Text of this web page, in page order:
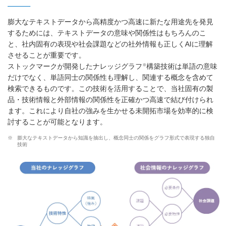
膨大なテキストデータから高精度かつ高速に新たな用途先を発見
するためには、テキストデータの意味や関係性はもちろんのこ
と、社内固有の表現や社会課題などの社外情報も正しくAIに理解
させることが重要です。
ストックマークが開発したナレッジグラフ ※構築技術は単語の意味
だけでなく、単語同士の関係性も理解し、関連する概念を含めて
検索できるものです。この技術を活用することで、当社固有の製
品・技術情報と外部情報の関係性を正確かつ高速で結び付けられ
ます。これにより自社の強みを生かせる未開拓市場を効率的に検
討することが可能となります。
※
膨大なテキストデータから知識を抽出し、概念同士の関係をグラフ形式で表現する独自
技術